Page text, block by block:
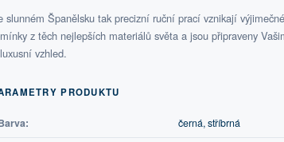
slunném Španělsku tak precizní ruční prací vznikají
z těch nejlepších materiálů světa a jsou připraveny
vzhled.
PRODUKTU
černá, stříbrná